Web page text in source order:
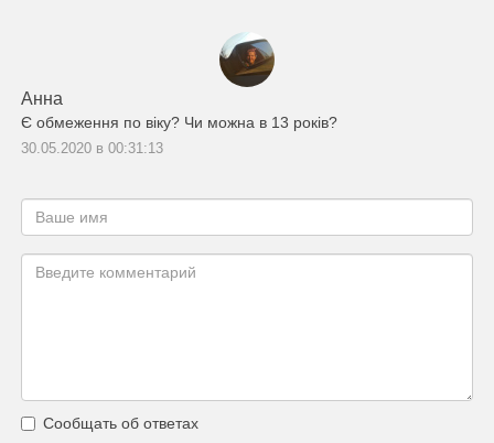
Анна
Є обмеження по віку? Чи можна в 13 років?
30.05.2020 в 00:31:13
Сообщать об ответах